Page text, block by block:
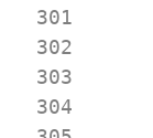
301
302
303
304